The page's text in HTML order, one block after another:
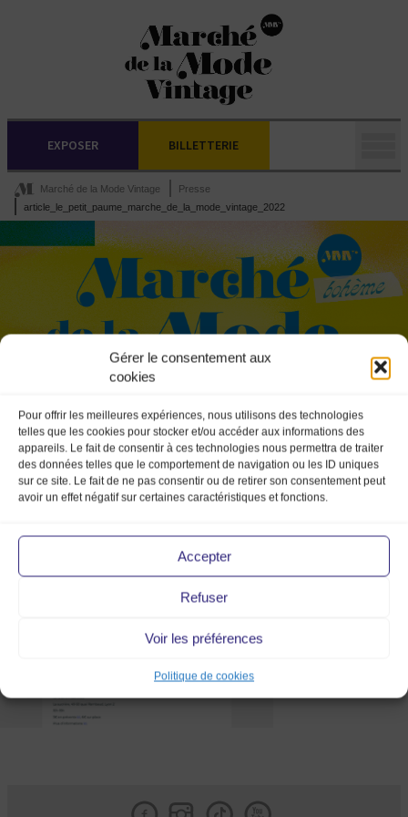
Gérer le consentement aux
cookies
Pour offrir les meilleures expériences, nous utilisons des technologies
telles que les cookies pour stocker et/ou accéder aux informations des
appareils. Le fait de consentir à ces technologies nous permettra de traiter
des données telles que le comportement de navigation ou les ID uniques
sur ce site. Le fait de ne pas consentir ou de retirer son consentement peut
avoir un effet négatif sur certaines caractéristiques et fonctions.
Accepter
Refuser
Voir les préférences
Politique de cookies
EXPOSER BILLETTERIE
Marché de la Mode Vintage
Presse
article_le_petit_paume_marche_de_la_mode_vintage_2022